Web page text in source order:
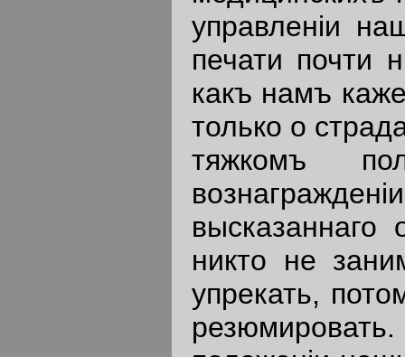
управленiи
печати почти
какъ намъ
только о
тяжкомъ
никто не
упрекать,